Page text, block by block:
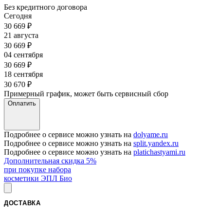
Без кредитного договора
Сегодня
30 669 ₽
21 августа
30 669 ₽
04 сентября
30 669 ₽
18 сентября
30 670 ₽
Примерный график, может быть сервисный сбор
Оплатить
Подробнее о сервисе можно узнать на dolyame.ru
Подробнее о сервисе можно узнать на split.yandex.ru
Подробнее о сервисе можно узнать на platichastyami.ru
Дополнительная скидка 5%
при покупке набора
косметики ЭПЛ Био
ДОСТАВКА